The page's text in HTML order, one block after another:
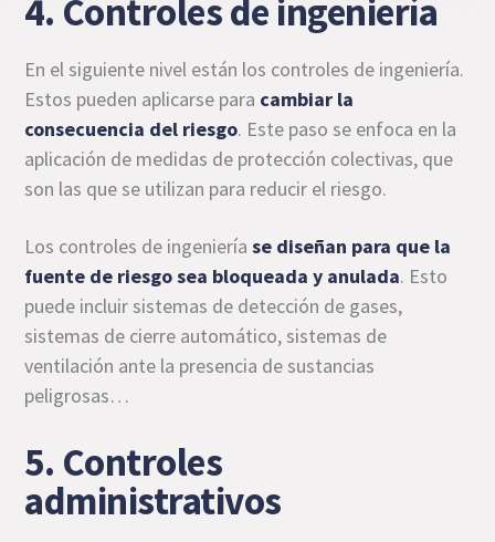
4. Controles de ingeniería
En el siguiente nivel están los controles de ingeniería.
Estos pueden aplicarse para cambiar la
consecuencia del riesgo. Este paso se enfoca en la
aplicación de medidas de protección colectivas, que
son las que se utilizan para reducir el riesgo.
Los controles de ingenieríase diseñan para que la
fuente de riesgo sea bloqueada y anulada. Esto
puede incluir sistemas de detección de gases,
sistemas de cierre automático, sistemas de
ventilación ante la presencia de sustancias
peligrosas…
5. Controles
administrativos